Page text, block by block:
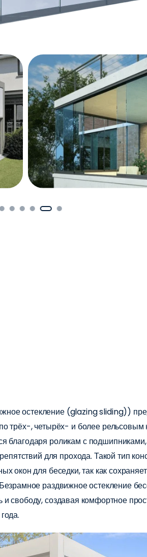
остекление (glazing sliding))
трёх-, четырёх- и более
благодаря роликам с
для прохода. Такой тип
окон для беседки, так как
Безрамное раздвижное остекление
свободу, создавая комфортное